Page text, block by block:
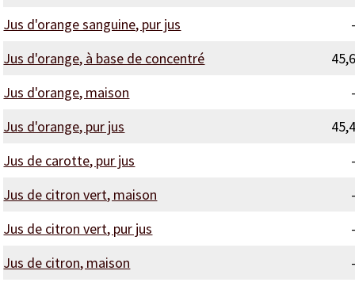
Jus d'orange sanguine, pur jus
-
Jus d'orange, à base de concentré
45,6
Jus d'orange, maison
-
Jus d'orange, pur jus
45,4
Jus de carotte, pur jus
-
Jus de citron vert, maison
-
Jus de citron vert, pur jus
-
Jus de citron, maison
-